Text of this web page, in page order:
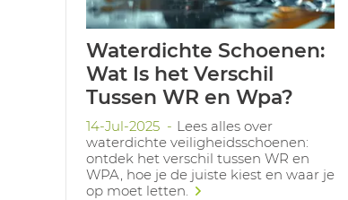
Waterdichte Schoenen:
Wat Is het Verschil
Tussen WR en Wpa?
14-Jul-2025
Lees alles over
waterdichte veiligheidsschoenen:
ontdek het verschil tussen WR en
WPA, hoe je de juiste kiest en waar je
op moet letten.